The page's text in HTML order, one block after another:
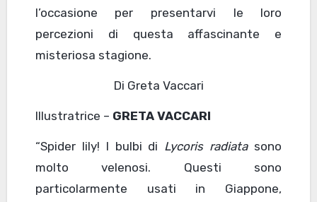
l’occasione per presentarvi le loro
percezioni di questa affascinante e
misteriosa stagione.
Di Greta Vaccari
Illustratrice – GRETA VACCARI
“Spider lily! I bulbi di Lycoris radiatasono
molto velenosi. Questi sono
particolarmente usati in Giappone,